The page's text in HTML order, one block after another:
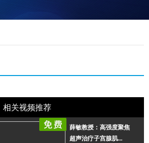
相关视频推荐
薛敏教授：高强度聚焦
超声治疗子宫腺肌...